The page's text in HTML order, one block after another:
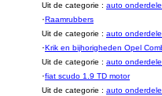
Uit de categorie : auto
·Raamrubbers
Uit de categorie : auto
·Krik en bijhorigheden Opel
Uit de categorie : auto
·fiat scudo 1.9 TD motor
Uit de categorie : auto